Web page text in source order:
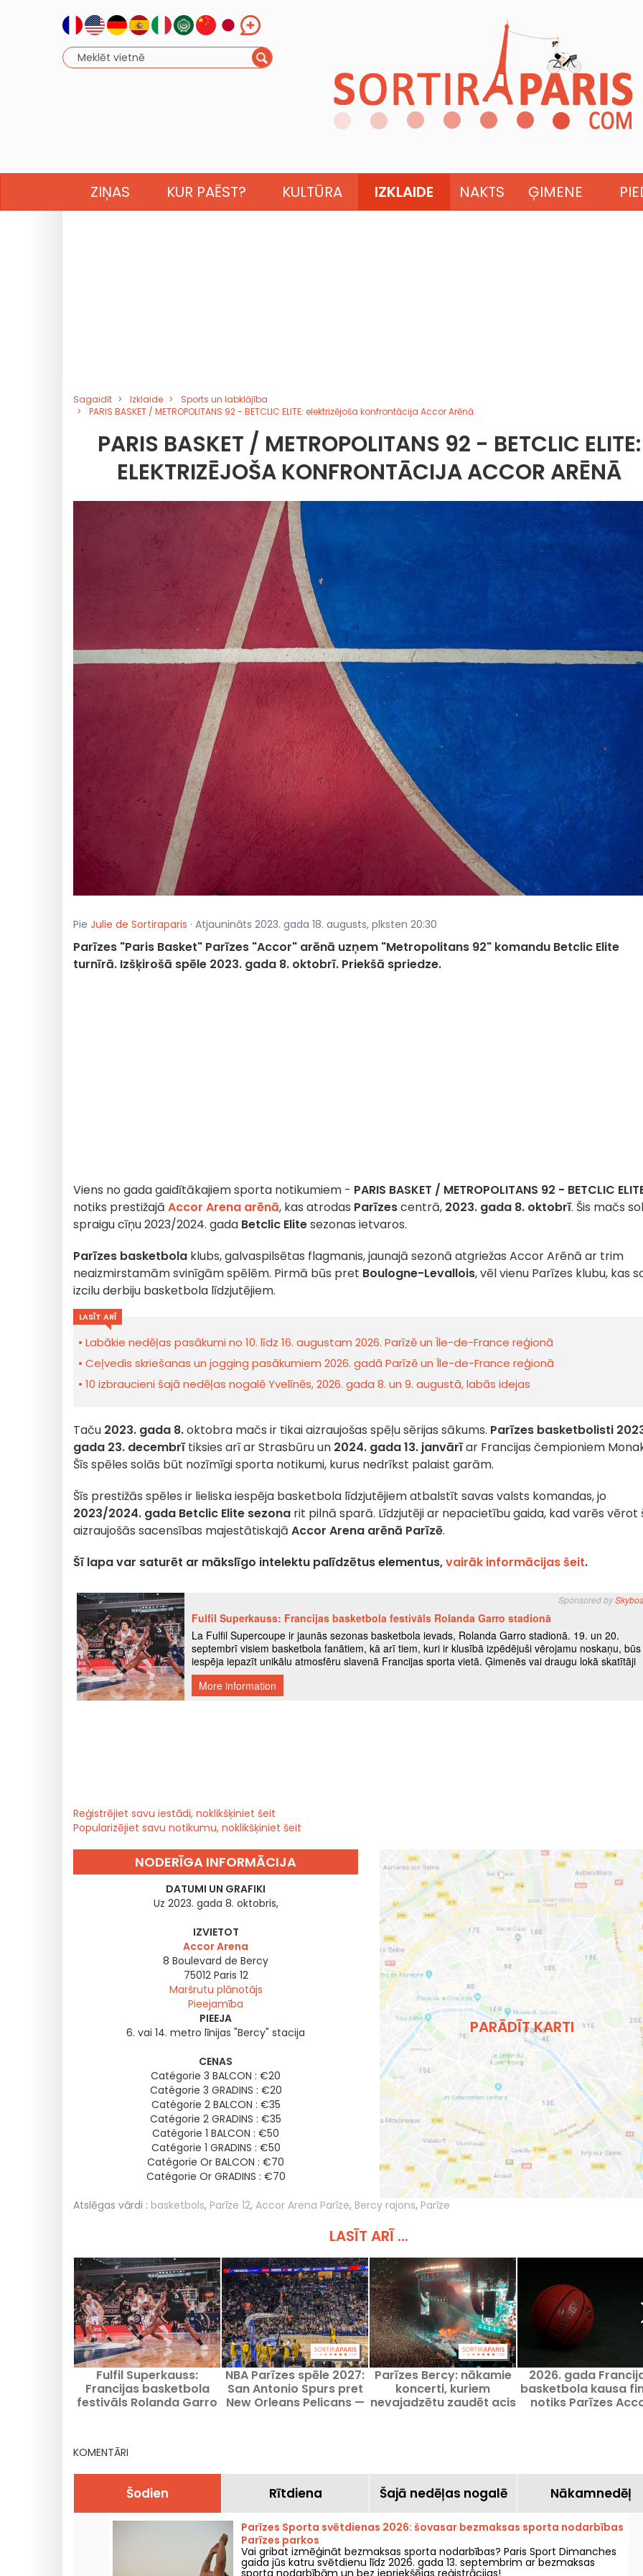
ZIŅAS KUR PAĒST? KULTŪRA IZKLAIDE NAKTS ĢIMENE
Sagaidīt Izklaide
Sports un labklājība
PARIS BASKET / METROPOLITANS 92 - BETCLIC ELITE: elektrizējoša konfrontācija Accor Arēnā
PARIS BASKET / METROPOLITANS 92 - BETCLIC ELITE:
ELEKTRIZĒJOŠA KONFRONTĀCIJA ACCOR ARĒNĀ
Pie Julie de Sortiraparis · Atjaunināts 2023. gada 18. augusts, plksten 20:30
Parīzes "Paris Basket" Parīzes "Accor" arēnā uzņem "Metropolitans 92" komandu Betclic Elite
turnīrā. Izšķirošā spēle 2023. gada 8. oktobrī. Priekšā spriedze.
Viens no gada gaidītākajiem sporta notikumiem - PARIS BASKET / METROPOLITANS 92 - BETCLIC
notiks prestižajā Accor Arena arēnā, kas atrodas Parīzescentrā, 2023. gada 8. oktobrī. Šis mačs
spraigu cīņu 2023/2024. gada Betclic Elitesezonas ietvaros.
Parīzes basketbola klubs, galvaspilsētas flagmanis, jaunajā sezonā atgriežas Accor Arēnā ar trim
neaizmirstamām svinīgām spēlēm. Pirmā būs pret Boulogne-Levallois, vēl vienu Parīzes klubu, kas
izcilu derbiju basketbola līdzjutējiem.
LASĪT ARĪ
Labākie nedēļas pasākumi no 10. līdz 16. augustam 2026. Parīzē un Île-de-France reģionā
Ceļvedis skriešanas un jogging pasākumiem 2026. gadā Parīzē un Île-de-France reģionā
10 izbraucieni šajā nedēļas nogalē Yvelīnēs, 2026. gada 8. un 9. augustā, labās idejas
Taču 2023. gada 8.oktobra mačs ir tikai aizraujošas spēļu sērijas sākums. Parīzes basketbolisti
gada 23. decembrītiksies arī ar Strasbūru un 2024. gada 13. janvārīar Francijas čempioniem
Šīs spēles solās būt nozīmīgi sporta notikumi, kurus nedrīkst palaist garām.
Šīs prestižās spēles ir lieliska iespēja basketbola līdzjutējiem atbalstīt savas valsts komandas, jo
2023/2024. gada Betclic Elite sezona rit pilnā sparā. Līdzjutēji ar nepacietību gaida, kad varēs vērot
aizraujošās sacensības majestātiskajā Accor Arena arēnā Parīzē.
Šī lapa var saturēt ar mākslīgo intelektu palīdzētus elementus,vairāk informācijas šeit.
Reģistrējiet savu iestādi, noklikšķiniet šeit
Popularizējiet savu notikumu, noklikšķiniet šeit
NODERĪGA INFORMĀCIJA
DATUMI UN GRAFIKI
Uz 2023. gada 8. oktobris,
IZVIETOT
Accor Arena
8 Boulevard de Bercy
75012 Paris 12
Maršrutu plānotājs
Pieejamība
PIEEJA
6. vai 14. metro līnijas "Bercy" stacija
CENAS
Catégorie 3 BALCON : €20
Catégorie 3 GRADINS : €20
Catégorie 2 BALCON : €35
Catégorie 2 GRADINS : €35
Catégorie 1 BALCON : €50
Catégorie 1 GRADINS : €50
Catégorie Or BALCON : €70
Catégorie Or GRADINS : €70
PARĀDĪT KARTI
Atslēgas vārdi : basketbols, Parīze 12, Accor Arena Parīze, Bercy rajons, Parīze
LASĪT ARĪ ...
Fulfil Superkauss:
Francijas basketbola
festivāls Rolanda Garro
NBA Parīzes spēle 2027:
San Antonio Spurs pret
New Orleans Pelicans —
Parīzes Bercy: nākamie
koncerti, kuriem
nevajadzētu zaudēt acis
2026. gada
basketbola kausa
notiks Parīzes
KOMENTĀRI
Šodien Rītdiena Šajā nedēļas nogalē Nākamnedēļ
Parīzes Sporta svētdienas 2026: šovasar bezmaksas sporta nodarbības
Parīzes parkos
Vai gribat izmēģināt bezmaksas sporta nodarbības? Paris Sport Dimanches
gaida jūs katru svētdienu līdz 2026. gada 13. septembrim ar bezmaksas
sporta nodarbībām un bez iepriekšējas reģistrācijas!